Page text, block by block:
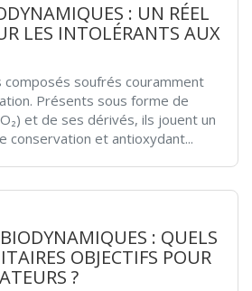
: UN RÉEL
LES INTOLÉRANTS AUX
soufrés couramment
Présents sous forme de
et de ses dérivés, ils jouent un
conservation et antioxydant...
: QUELS
OBJECTIFS POUR
?